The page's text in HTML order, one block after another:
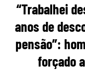
“Trabalhei
anos de
pensão”:
forçado